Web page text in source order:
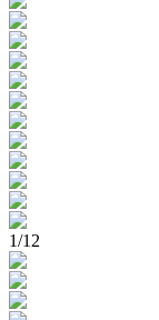
1/12